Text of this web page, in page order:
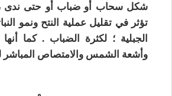
شكل سحاب أو ضباب أو حتى ندى ،
تؤثر في تقليل عملية النتح ونمو
الجبلية ؛ لكثرة الضباب . كما
وأشعة الشمس والامتصاص المباشر